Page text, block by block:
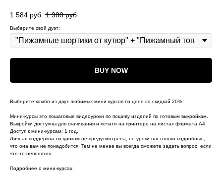
1 584 руб 1 980 руб
Выберите свой дуэт:
BUY NOW
Выберите комбо из двух любимых мини-курсов по цене со скидкой 20%!
Мини-курсы это пошаговые видеоуроки по пошиву изделий по готовым выкройкам.
Выкройки доступны для скачивания и печати на принтере на листах формата А4.
Доступ к мини-курсам: 1 год.
Личная поддержка по урокам не предусмотрена, но уроки настолько подробные,
что она вам не понадобится. Тем не менее вы всегда сможете задать вопрос, если
что-то непонятно.
Подробнее о мини-курсах: